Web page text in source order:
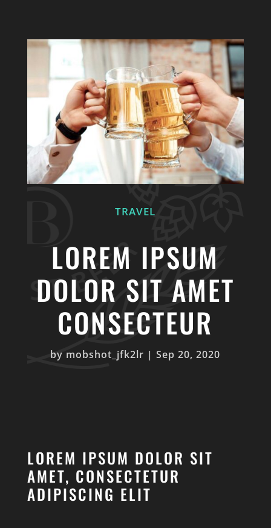
TRAVEL
LOREM IPSUM
DOLOR SIT AMET
CONSECTEUR
by mobshot_jfk2lr |Sep 20, 2020
LOREM IPSUM DOLOR SIT
AMET, CONSECTETUR
ADIPISCING ELIT